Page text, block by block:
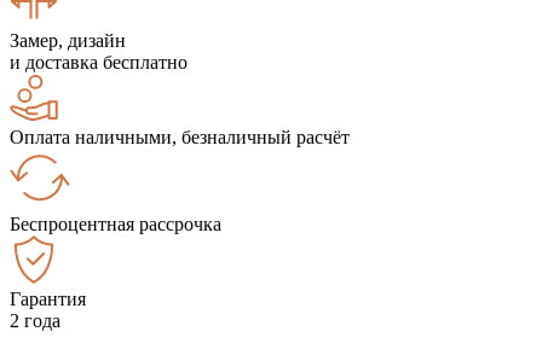
Замер, дизайн
и доставка бесплатно
Оплата наличными, безналичный расчёт
Беспроцентная рассрочка
Гарантия
2 года